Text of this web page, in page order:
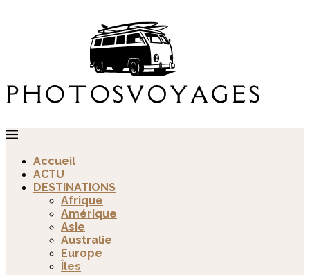
Accueil
ACTU
DESTINATIONS
Afrique
Amérique
Asie
Australie
Europe
Îles